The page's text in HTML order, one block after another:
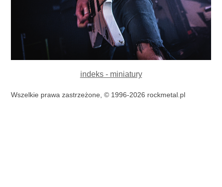
indeks - miniatury
Wszelkie prawa zastrzeżone, © 1996-2026 rockmetal.pl